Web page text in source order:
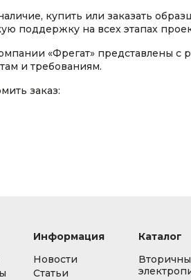
купить или заказать
поддержку на всех этапах
«Фрегат» представлены с
и требованиям.
заказ:
Информация
Новости
Статьи
Каталог